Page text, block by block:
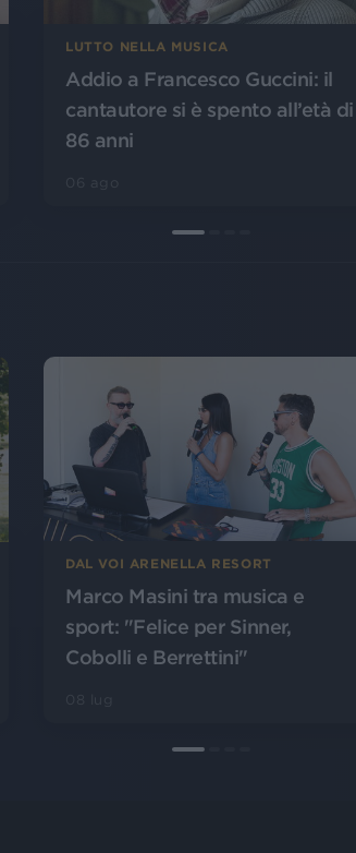
LUTTO NELLA MUSICA
Addio a Francesco Guccini: il
cantautore si è spento all’età di
86 anni
DAL VOI ARENELLA RESORT
Marco Masini tra musica e
sport: "Felice per Sinner,
Cobolli e Berrettini"